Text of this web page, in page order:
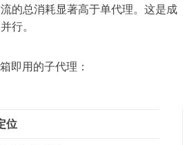
的总消耗显著高于单代理。这是成
行。
即用的子代理：
位